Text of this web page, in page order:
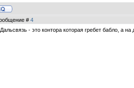
# 4
- это контора которая гребет бабло, а на